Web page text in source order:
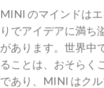
MINI のマインドは
りでアイデアに満ち
があります。世界中
ることは、おそらく
であり、MINI はクル